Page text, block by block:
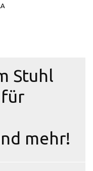
Stuhl
mehr!